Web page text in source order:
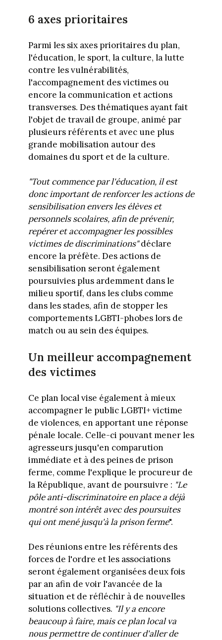
6 axes prioritaires
Parmi les six axes prioritaires du plan,
l'éducation, le sport, la culture, la lutte
contre les vulnérabilités,
l'accompagnement des victimes ou
encore la communication et actions
transverses. Des thématiques ayant fait
l'objet de travail de groupe, animé par
plusieurs référents et avec une plus
grande mobilisation autour des
domaines du sport et de la culture.
"Tout commence par l'éducation, il est
donc important de renforcer les actions de
sensibilisation envers les élèves et
personnels scolaires, afin de prévenir,
repérer et accompagner les possibles
victimes de discriminations"déclare
encore la préfète. Des actions de
sensibilisation seront également
poursuivies plus ardemment dans le
milieu sportif, dans les clubs comme
dans les stades, afin de stopper les
comportements LGBTI-phobes lors de
match ou au sein des équipes.
Un meilleur accompagnement
des victimes
Ce plan local vise également à mieux
accompagner le public LGBTI+ victime
de violences, en apportant une réponse
pénale locale. Celle-ci pouvant mener les
agresseurs jusqu'en comparution
immédiate et à des peines de prison
ferme, comme l'explique le procureur de
la République, avant de poursuivre : "Le
pôle anti-discriminatoire en place a déjà
montré son intérêt avec des poursuites
qui ont mené jusqu'à la prison ferme".
Des réunions entre les référents des
forces de l'ordre et les associations
seront également organisées deux fois
par an afin de voir l'avancée de la
situation et de réfléchir à de nouvelles
solutions collectives. "Il y a encore
beaucoup à faire, mais ce plan local va
nous permettre de continuer d'aller de